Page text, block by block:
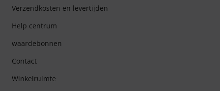
Verzendkosten en levertijden
Help centrum
waardebonnen
Contact
Winkelruimte